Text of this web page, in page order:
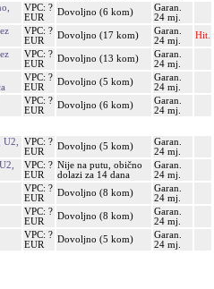
VPC: ?
EUR
Dovoljno (6 kom)
Garan.
24 mj.
VPC: ?
EUR
Dovoljno (17 kom)
Garan.
24 mj.
Hit.
VPC: ?
EUR
Dovoljno (13 kom)
Garan.
24 mj.
VPC: ?
EUR
Dovoljno (5 kom)
Garan.
24 mj.
VPC: ?
EUR
Dovoljno (6 kom)
Garan.
24 mj.
VPC: ?
EUR
Dovoljno (5 kom)
Garan.
24 mj.
VPC: ?
EUR
Nije na putu, obično
dolazi za 14 dana
Garan.
24 mj.
VPC: ?
EUR
Dovoljno (8 kom)
Garan.
24 mj.
VPC: ?
EUR
Dovoljno (8 kom)
Garan.
24 mj.
VPC: ?
EUR
Dovoljno (5 kom)
Garan.
24 mj.